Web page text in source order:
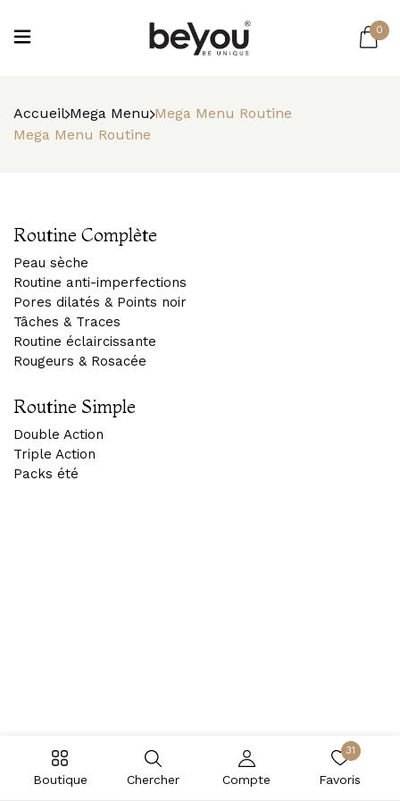
0
Boutique Chercher Compte
31
Favoris
Accueil Mega Menu Mega Menu Routine
Mega Menu Routine
Routine Complète
Peau sèche
Routine anti-imperfections
Pores dilatés & Points noir
Tâches & Traces
Routine éclaircissante
Rougeurs & Rosacée
Routine Simple
Double Action
Triple Action
Packs été